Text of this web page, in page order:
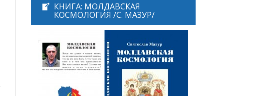
КНИГА: МОЛДАВСКАЯ
КОСМОЛОГИЯ /С. МАЗУР/